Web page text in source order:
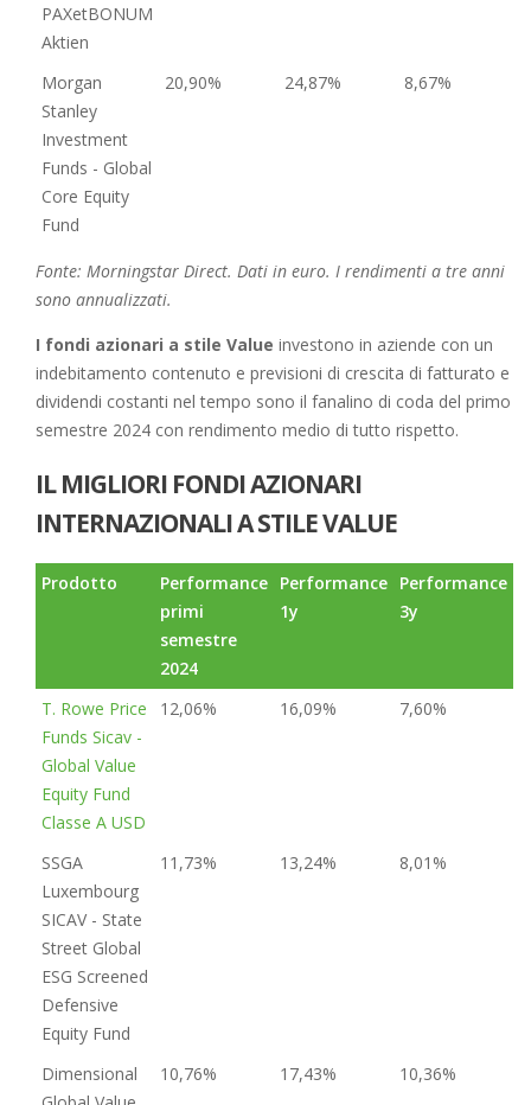
PAXetBONUM
Aktien
Morgan
Stanley
Investment
Funds - Global
Core Equity
Fund
20,90% 24,87% 8,67%
Fonte: Morningstar Direct. Dati in euro. I rendimenti a tre anni
sono annualizzati.
I fondi azionari a stile Value investono in aziende con un
indebitamento contenuto e previsioni di crescita di fatturato e
dividendi costanti nel tempo sono il fanalino di coda del primo
semestre 2024 con rendimento medio di tutto rispetto.
IL MIGLIORI FONDI AZIONARI
INTERNAZIONALI A STILE VALUE
Prodotto
Performance
primi
semestre
2024
Performance
1y
Performance
3y
T. Rowe Price
Funds Sicav -
Global Value
Equity Fund
Classe A USD
12,06% 16,09% 7,60%
SSGA
Luxembourg
SICAV - State
Street Global
ESG Screened
Defensive
Equity Fund
11,73% 13,24% 8,01%
Dimensional
10,76% 17,43% 10,36%